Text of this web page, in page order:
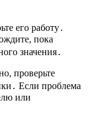
его работу․
пока
значения․
проверьте
Если проблема
или